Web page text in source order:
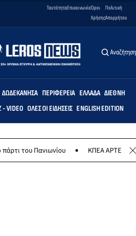
ΤαυτότηταΕπικοινωνίαΌροι
Χρήσης
Πολιτική
Απορρήτου
Αναζήτηση
ΔΩΔΕΚΆΝΗΣΑ ΠΕΡΙΦΈΡΕΙΑ ΕΛΛΆΔΑ ΔΙΕΘΝΉ
VIDEO ΌΛΕΣ ΟΙ ΕΙΔΉΣΕΙΣ ENGLISH EDITION
του Πανιωνίου ΚΠΕΑ ΑΡΤΕΜΙΣ: Το